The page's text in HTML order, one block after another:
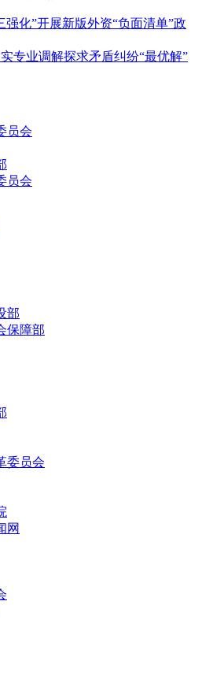
强化”开展新版外资“负面清单”政
专业调解探求矛盾纠纷“最优解”
员会
员会
部
保障部
委员会
网